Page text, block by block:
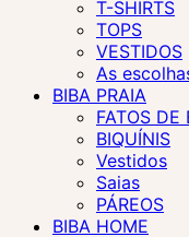
T-SHIRTS
TOPS
VESTIDOS
As
BIBA PRAIA
FATOS DE
BIQUÍNIS
Vestidos
Saias
PÁREOS
BIBA HOME